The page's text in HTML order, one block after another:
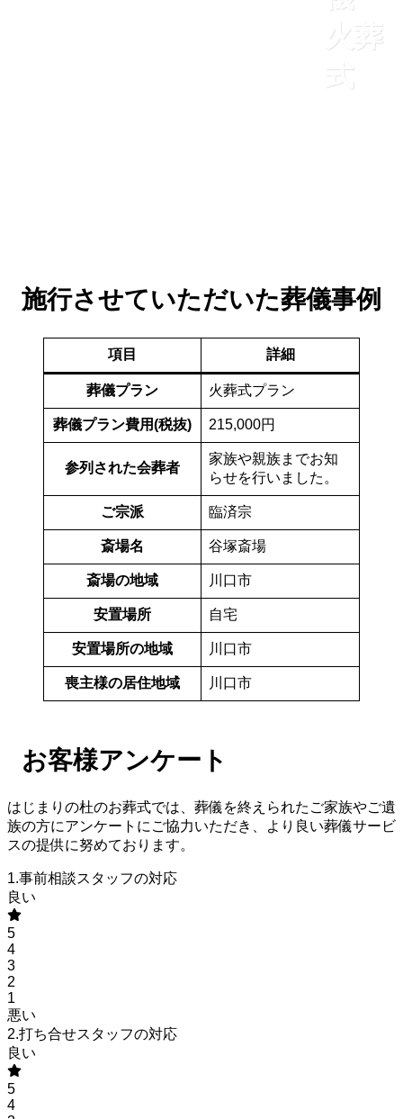
火葬
式
施行させていただいた葬儀事例
項目 詳細
葬儀プラン 火葬式プラン
葬儀プラン費用(税抜) 215,000円︎
参列された会葬者
家族や親族までお知
らせを行いました。
ご宗派 臨済宗
斎場名 谷塚斎場
斎場の地域 川口市
安置場所 自宅
安置場所の地域 川口市
喪主様の居住地域 川口市
お客様アンケート
はじまりの杜のお葬式では、葬儀を終えられたご家族やご遺
族の方にアンケートにご協力いただき、より良い葬儀サービ
スの提供に努めております。
1.事前相談スタッフの対応
良い
5
4
3
2
1
悪い
2.打ち合せスタッフの対応
良い
5
4